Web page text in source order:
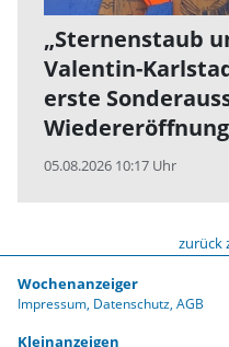
„Sternenstaub
Valentin-
erste
Wiedereröffnung
05.08.2026 10:17 Uhr
zurück
Wochenanzeiger
Impressum Datenschutz AGB
Kleinanzeigen